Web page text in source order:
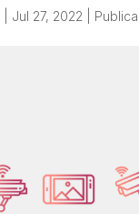
Jul 27, 2022